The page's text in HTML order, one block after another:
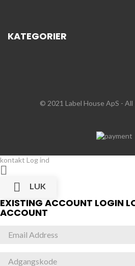
KATEGORIER
© 2021 Label House ApS - All
kontakt Log ind


LUK
EXISTING ACCOUNT LOGIN
ACCOUNT